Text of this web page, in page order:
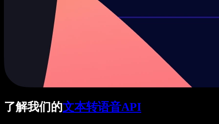
了解我们的文本转语音API